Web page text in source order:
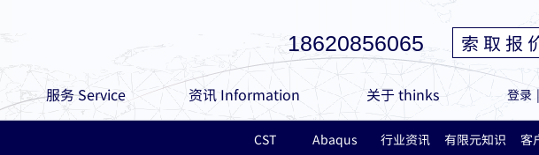
18620856065
登录 |
索 取 报
服务 Service 资讯 Information 关于 thinks
CST Abaqus 行业资讯 有限元知识 客